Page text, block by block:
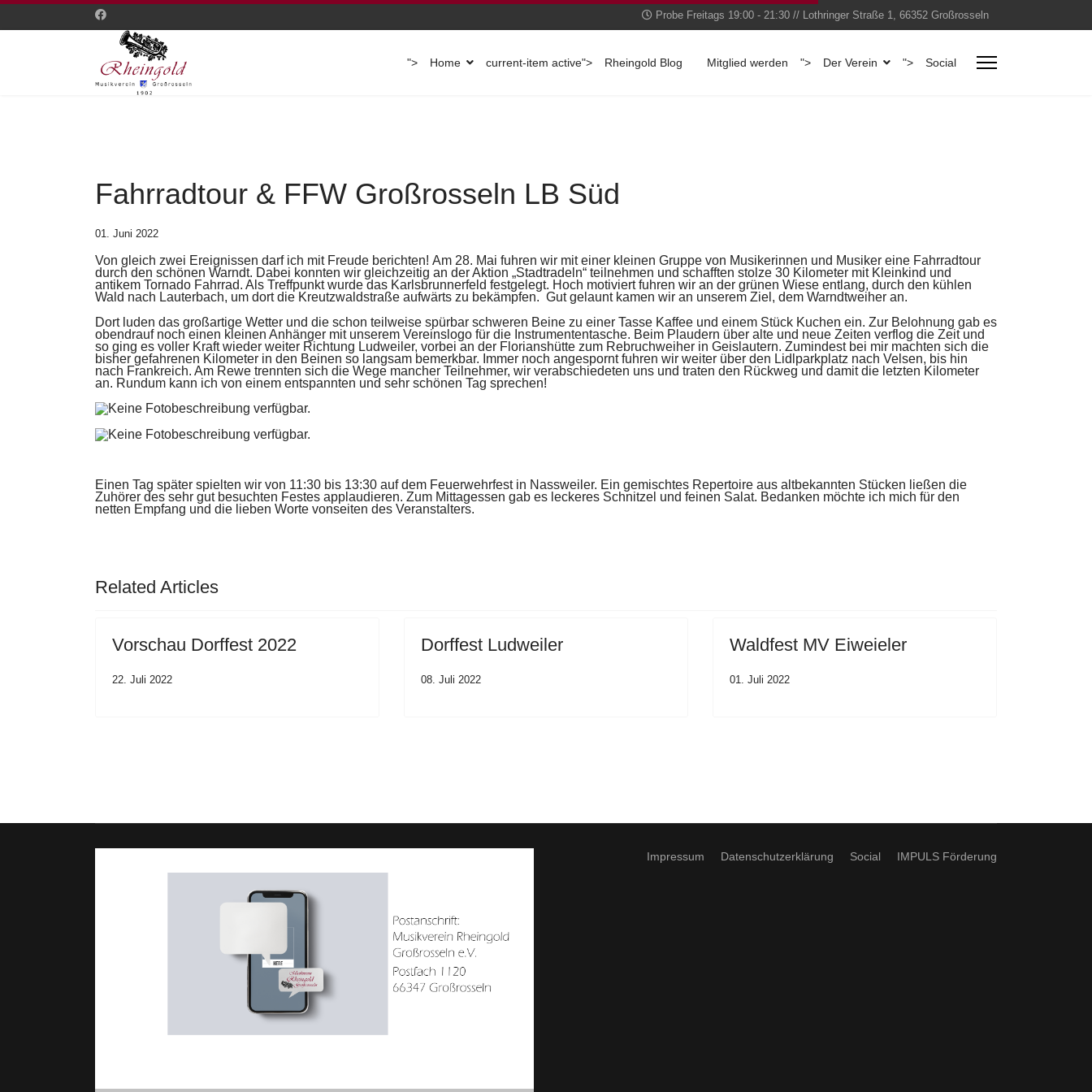
Probe Freitags 19:00 - 21:30 // Lothringer Straße 1, 66352 Großrosseln
"> Home current-item active"> Rheingold Blog Mitglied werden "> Der Verein "> Social
Fahrradtour & FFW Großrosseln LB Süd
01. Juni 2022
Von gleich zwei Ereignissen darf ich mit Freude berichten! Am 28. Mai fuhren wir mit einer kleinen Gruppe von Musikerinnen und Musiker eine Fahrradtour
durch den schönen Warndt. Dabei konnten wir gleichzeitig an der Aktion „Stadtradeln“ teilnehmen und schafften stolze 30 Kilometer mit Kleinkind und
antikem Tornado Fahrrad. Als Treffpunkt wurde das Karlsbrunnerfeld festge legt. Hoch motiviert fuhren wir an der grünen Wiese entlang, durch den kühlen
Wald nach Lauterbach, um dort die Kreutzwaldstraße aufwärts zu bekämpfen. Gut gelaunt kamen wir an unserem Ziel, dem Warndtweiher an.
Dort luden das großartige Wetter und die schon teilweise spürbar schweren Beine zu einer Tasse Kaffee und einem Stück Kuchen ein. Zur Belohnung gab es
obendrauf noch einen kleinen Anhänger mit unserem Vereinslogo für die Instrumententasche. Beim Plaudern über alte und neue Zeiten verflog die Zeit und
so ging es voller Kraft wieder weiter Richtung Ludwei ler, vorbei an der Florianshütte zum Rebruchweiher in Geislautern. Zumindest bei mir machten sich die
bisher gefahrenen Kilometer in den Beinen so langsam bemerkbar. Immer noch angespornt fuhren wir weiter über den Lidlparkplatz nach Velsen, bis hin
nach Frankreich. Am Rewe trennten sich die Wege mancher Teilnehmer, wir verabschiedeten uns und traten den Rückweg und damit die letzten Kilometer
an. Rundum kann ich von einem entspannten und sehr schönen Tag sprechen!
Einen Tag später spielten wir von 11:30 bis 13:30 auf dem Feuerwehrfest in Nassweiler. Ein gemischtes Repertoire aus altbekannten Stücken ließen die
Zuhörer des sehr gut besuchten Festes applaudieren. Zum Mittagessen gab es leckeres Schnitzel und feinen Salat. Bedanken möchte ich mich für den
netten Empfang und die lieben Worte vonseiten des Veranstalters.
Related Articles
Vorschau Dorffest 2022
22. Juli 2022
Dorffest Ludweiler
08. Juli 2022
Waldfest MV Eiweieler
01. Juli 2022
Impressum Datenschutzerklärung Social IMPULS Förderung